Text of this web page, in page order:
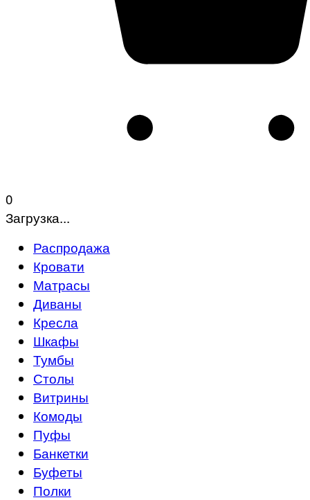
0
Загрузка...
Распродажа
Кровати
Матрасы
Диваны
Кресла
Шкафы
Тумбы
Столы
Витрины
Комоды
Пуфы
Банкетки
Буфеты
Полки